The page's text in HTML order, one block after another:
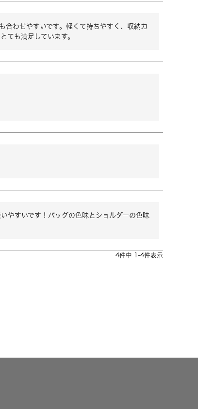
合わせやすいです。軽くて持ちやすく、収納力
ても満足しています。
やすいです！バッグの色味とショルダーの色味
4件中 -4件表示